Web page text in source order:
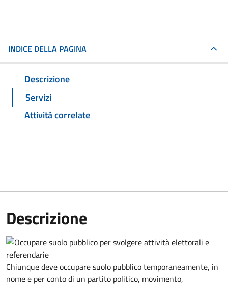
INDICE DELLA PAGINA
Descrizione
Servizi
Attività correlate
Descrizione
Chiunque deve occupare suolo pubblico temporaneamente, in
nome e per conto di un partito politico, movimento,